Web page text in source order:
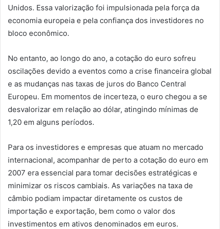
Unidos. Essa valorização foi impulsionada pela força da
economia europeia e pela confiança dos investidores no
bloco econômico.
No entanto, ao longo do ano, a cotação do euro sofreu
oscilações devido a eventos como a crise financeira global
e as mudanças nas taxas de juros do Banco Central
Europeu. Em momentos de incerteza, o euro chegou a se
desvalorizar em relação ao dólar, atingindo mínimas de
1,20 em alguns períodos.
Para os investidores e empresas que atuam no mercado
internacional, acompanhar de perto a cotação do euro em
2007 era essencial para tomar decisões estratégicas e
minimizar os riscos cambiais. As variações na taxa de
câmbio podiam impactar diretamente os custos de
importação e exportação, bem como o valor dos
investimentos em ativos denominados em euros.